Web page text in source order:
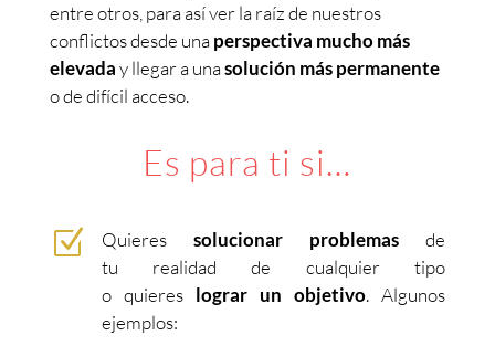
entre otros, para así ver la raíz de nuestros
conflictos desde unaperspectiva mucho más
elevaday llegar a unasolución más permanente
o de difícil acceso.
Es para ti si…
Z Quieres solucionar problemasde
tu realidad de cualquier tipo
o quieres lograr un objetivo. Algunos
ejemplos: